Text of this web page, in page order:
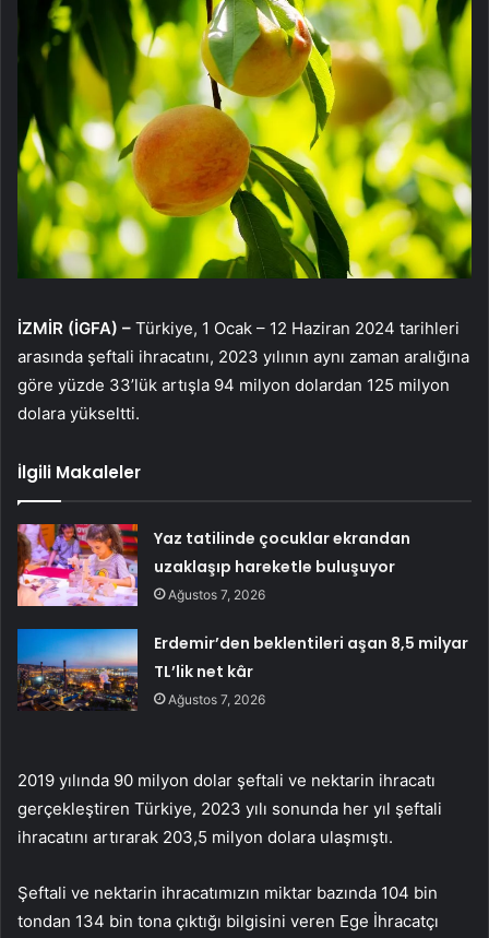
İZMİR (İGFA) – Türkiye, 1 Ocak – 12 Haziran 2024 tarihleri
arasında şeftali ihracatını, 2023 yılının aynı zaman aralığına
göre yüzde 33’lük artışla 94 milyon dolardan 125 milyon
dolara yükseltti.
İlgili Makaleler
Yaz tatilinde çocuklar ekrandan
uzaklaşıp hareketle buluşuyor
Ağustos 7, 2026
Erdemir’den beklentileri aşan 8,5 milyar
TL’lik net kâr
Ağustos 7, 2026
2019 yılında 90 milyon dolar şeftali ve nektarin ihracatı
gerçekleştiren Türkiye, 2023 yılı sonunda her yıl şeftali
ihracatını artırarak 203,5 milyon dolara ulaşmıştı.
Şeftali ve nektarin ihracatımızın miktar bazında 104 bin
tondan 134 bin tona çıktığı bilgisini veren Ege İhracatçı